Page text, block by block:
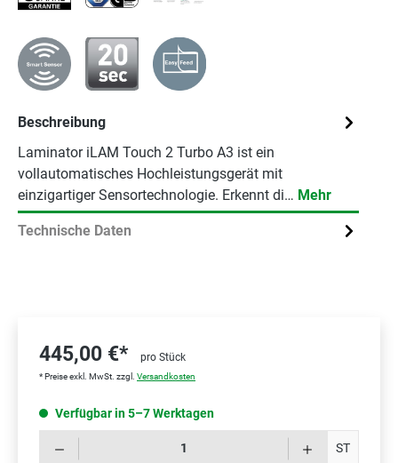
Beschreibung
Laminator iLAM Touch 2 Turbo A3 ist ein
vollautomatisches Hochleistungsgerät mit
einzigartiger Sensortechnologie. Erkennt di… Mehr
Technische Daten
445,00 €* pro Stück
* Preise exkl. MwSt. zzgl. Versandkosten
Verfügbar in 5–7 Werktagen
ST